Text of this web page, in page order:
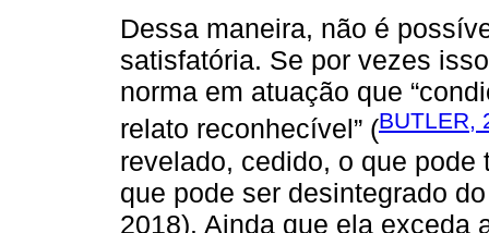
Dessa maneira, não é
satisfatória. Se por vezes
norma em atuação que
relato reconhecível” (BUTLER,
revelado, cedido, o que
que pode ser desintegrado
2018). Ainda que ela exceda